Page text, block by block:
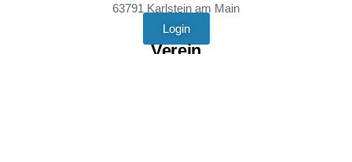
63791 Karlstein am Main
Login
Verein